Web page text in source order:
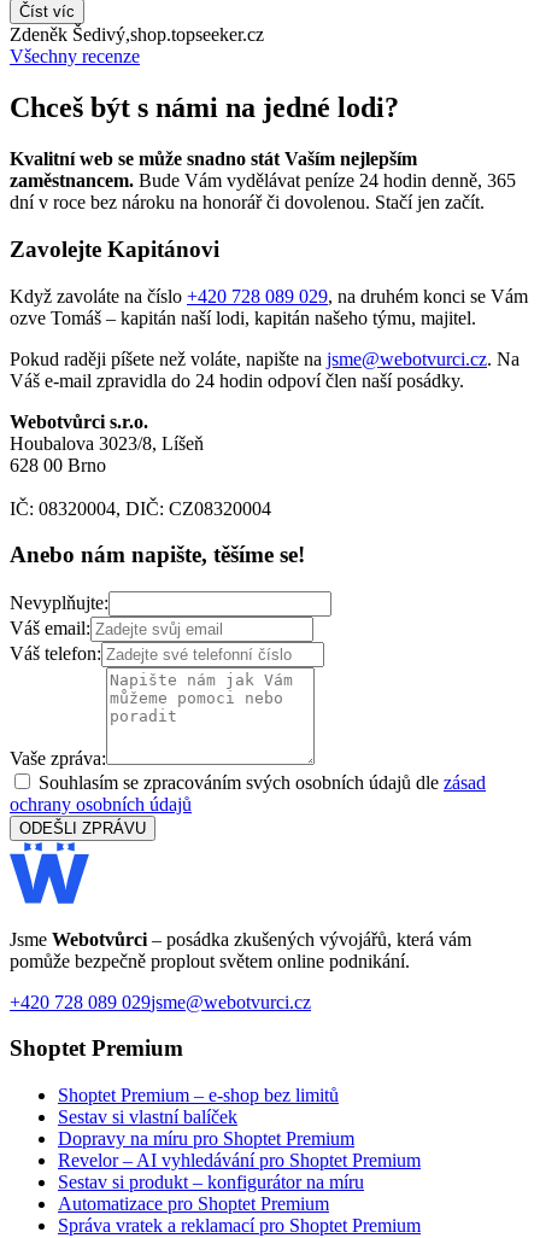
Číst víc
Zdeněk Šedivý,shop.topseeker.cz
Všechny recenze
Chceš být s námi na jedné lodi?
Kvalitní web se může snadno stát Vaším nejlepším
zaměstnancem. Bude Vám vydělávat peníze 24 hodin denně, 365
dní v roce bez nároku na honorář či dovolenou. Stačí jen začít.
Zavolejte Kapitánovi
Když zavoláte na číslo +420 728 089 029, na druhém konci se Vám
ozve Tomáš – kapitán naší lodi, kapitán našeho týmu, majitel.
Pokud raději píšete než voláte, napište na jsme@webotvurci.cz. Na
Váš e-mail zpravidla do 24 hodin odpoví člen naší posádky.
Webotvůrci s.r.o.
Houbalova 3023/8, Líšeň
628 00 Brno
IČ: 08320004, DIČ: CZ08320004
Anebo nám napište, těšíme se!
Nevyplňujte:
Váš email:
Váš telefon:
Vaše zpráva:
Souhlasím se zpracováním svých osobních údajů dle zásad
ochrany osobních údajů
ODEŠLI ZPRÁVU
Jsme Webotvůrci – posádka zkušených vývojářů, která vám
pomůže bezpečně proplout světem online podnikání.
+420 728 089 029jsme@webotvurci.cz
Shoptet Premium
Shoptet Premium – e-shop bez limitů
Sestav si vlastní balíček
Dopravy na míru pro Shoptet Premium
Revelor – AI vyhledávání pro Shoptet Premium
Sestav si produkt – konfigurátor na míru
Automatizace pro Shoptet Premium
Správa vratek a reklamací pro Shoptet Premium